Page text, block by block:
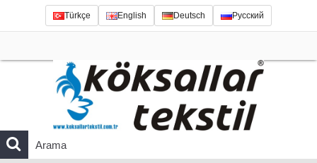
Türkçe English Deutsch Русский